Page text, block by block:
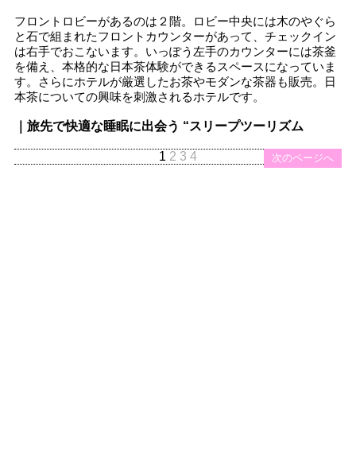
フロントロビーがあるのは２階。ロビー中央には木のやぐら
と石で組まれたフロントカウンターがあって、チェックイン
は右手でおこないます。いっぽう左手のカウンターには茶釜
を備え、本格的な日本茶体験ができるスペースになっていま
す。さらにホテルが厳選したお茶やモダンな茶器も販売。日
本茶についての興味を刺激されるホテルです。
｜旅先で快適な睡眠に出会う “スリープツーリズム
次のページへ
1 2 3 4